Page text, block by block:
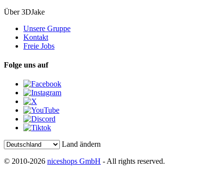
Über 3DJake
Unsere Gruppe
Kontakt
Freie Jobs
Folge uns auf
Land ändern
© 2010-2026 niceshops GmbH - All rights reserved.